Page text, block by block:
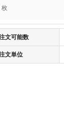
枚
枚
文可能数
文単位